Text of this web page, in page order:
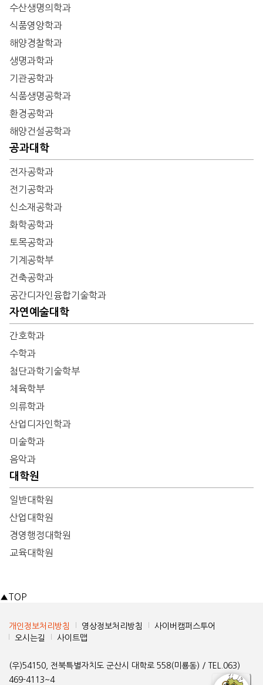
수산생명의학과
식품영양학과
해양경찰학과
생명과학과
기관공학과
식품생명공학과
환경공학과
해양건설공학과
공과대학
전자공학과
전기공학과
신소재공학과
화학공학과
토목공학과
기계공학부
건축공학과
공간디자인융합기술학과
자연예술대학
간호학과
수학과
첨단과학기술학부
체육학부
의류학과
산업디자인학과
미술학과
음악과
대학원
일반대학원
산업대학원
경영행정대학원
교육대학원
▲ TOP
개인정보처리방침 영상정보처리방침
사이버캠퍼스투어
오시는길
사이트맵
(우)54150, 전북특별자치도 군산시 대학로 558(미룡동) / TEL.063)
469-4113~4